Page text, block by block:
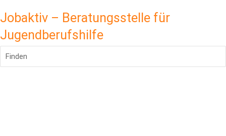
Jobaktiv – Beratungsstelle für
Jugendberufshilfe
Finden